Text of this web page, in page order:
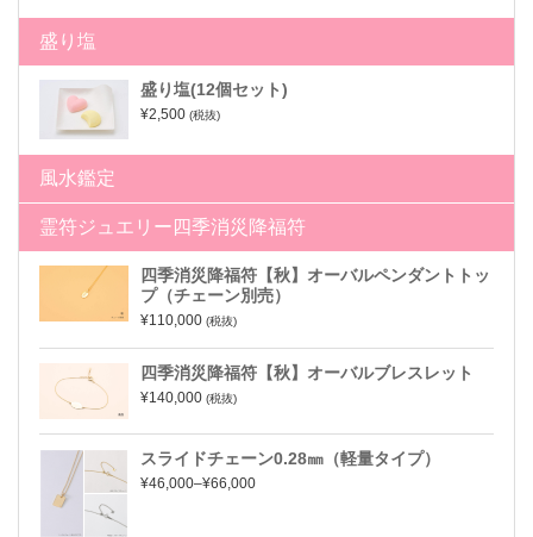
盛り塩
盛り塩(12個セット)
¥2,500 (税抜)
風水鑑定
霊符ジュエリー四季消災降福符
四季消災降福符【秋】オーバルペンダントトッ
プ（チェーン別売）
¥110,000 (税抜)
四季消災降福符【秋】オーバルブレスレット
¥140,000 (税抜)
スライドチェーン0.28㎜（軽量タイプ）
¥46,000–¥66,000